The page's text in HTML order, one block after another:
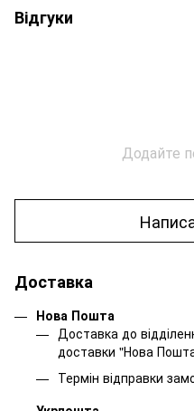
Відгуки
Додайте
Доставка
Нова Пошта
Доставка до
доставки "Нова
Термін відправки